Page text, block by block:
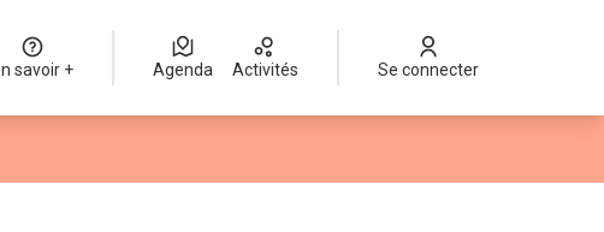
En savoir + Agenda Activités Se connecter